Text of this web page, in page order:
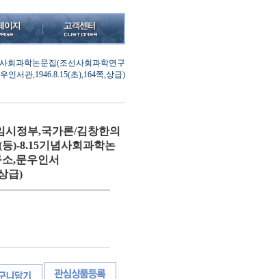
회과학논문집(조선사회과학연구
인서관,1946.8.15(초),164쪽,상급)
정부,국가론/김창한의
)-8.15기념사회과학논
,문우인서
급)